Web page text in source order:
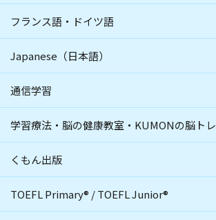
フランス語・ドイツ語
Japanese（日本語）
通信学習
学習療法・脳の健康教室・KUMONの脳トレ
くもん出版
TOEFL Primary® /TOEFL Junior®